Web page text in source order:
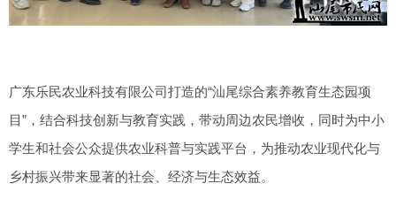
广东乐民农业科技有限公司打造的“汕尾综合素养教育生态园项
目”，结合科技创新与教育实践，带动周边农民增收，同时为中小
学生和社会公众提供农业科普与实践平台，为推动农业现代化与
乡村振兴带来显著的社会、经济与生态效益。